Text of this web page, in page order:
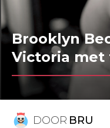
Brooklyn
Victoria met
DOOR BRU